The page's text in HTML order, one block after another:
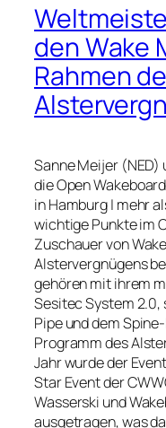
den Wake
Rahmen
Sanne Meijer (NED)
die Open
in Hamburg | mehr
wichtige Punkte im
Zuschauer von
Alstervergnügens
gehören mit ihrem
Sesitec System 2.0,
Pipe und dem
Programm des
Jahr wurde der
Star Event der
Wasserski und
ausgetragen, was